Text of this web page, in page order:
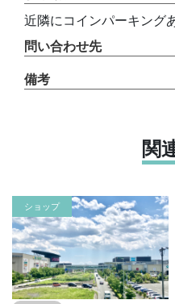
近隣にコインパーキング
問い合わせ先
備考
関
ショップ